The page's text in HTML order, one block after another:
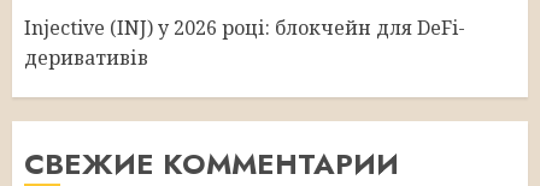
Injective (INJ) у 2026 році: блокчейн для DeFi-
деривативів
СВЕЖИЕ КОММЕНТАРИИ